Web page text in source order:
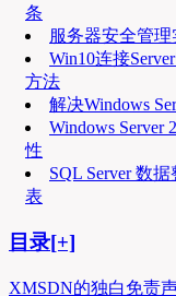
条
服务器安全管
Win10连接
方法
解决Windows
Windows Server
性
SQL Server 数
表
目录[+]
XMSDN的独白免责